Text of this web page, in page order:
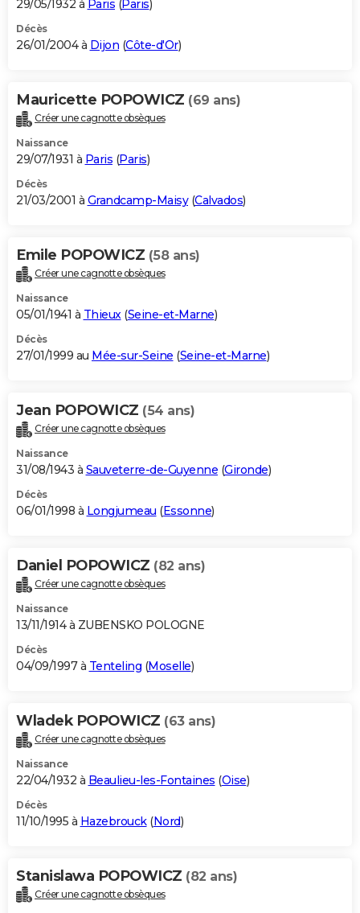
29/05/1932 à Paris (Paris)
Décès
26/01/2004 à Dijon (Côte-d'Or)
Mauricette POPOWICZ (69 ans)
Créer une cagnotte obsèques
Naissance
29/07/1931 à Paris (Paris)
Décès
21/03/2001 à Grandcamp-Maisy(Calvados)
Emile POPOWICZ (58 ans)
Créer une cagnotte obsèques
Naissance
05/01/1941 à Thieux(Seine-et-Marne)
Décès
27/01/1999 au Mée-sur-Seine (Seine-et-Marne)
Jean POPOWICZ (54 ans)
Créer une cagnotte obsèques
Naissance
31/08/1943 à Sauveterre-de-Guyenne (Gironde)
Décès
06/01/1998 à Longjumeau (Essonne)
Daniel POPOWICZ (82 ans)
Créer une cagnotte obsèques
Naissance
13/11/1914 à ZUBENSKO POLOGNE
Décès
04/09/1997 à Tenteling (Moselle)
Wladek POPOWICZ (63 ans)
Créer une cagnotte obsèques
Naissance
22/04/1932 à Beaulieu-les-Fontaines (Oise)
Décès
11/10/1995 à Hazebrouck(Nord)
Stanislawa POPOWICZ (82 ans)
Créer une cagnotte obsèques